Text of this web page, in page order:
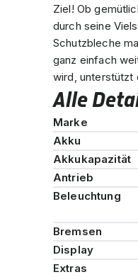
Ziel! Ob
durch seine
Schutzbleche
ganz einfach
wird, unterstützt
Alle
Marke
Akku
Akkukapazität
Antrieb
Beleuchtung
Bremsen
Display
Extras